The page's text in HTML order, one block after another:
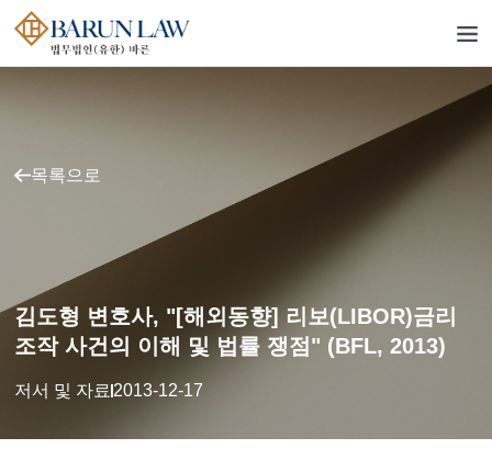
목록으로
김도형 변호사, "[해외동향] 리보(LIBOR)금리
조작 사건의 이해 및 법률 쟁점" (BFL, 2013)
저서 및 자료 2013-12-17